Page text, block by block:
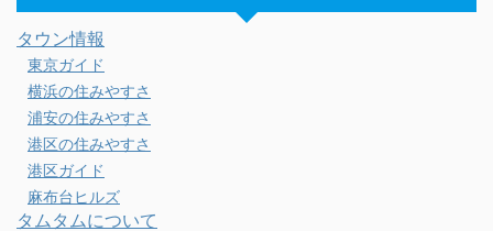
タウン情報
東京ガイド
横浜の住みやすさ
浦安の住みやすさ
港区の住みやすさ
港区ガイド
麻布台ヒルズ
タムタムについて